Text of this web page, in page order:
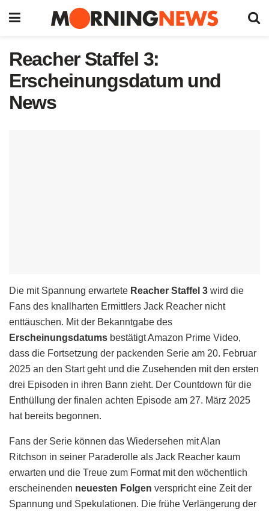
Reacher Staffel 3:
Erscheinungsdatum und
News
Die mit Spannung erwartete Reacher Staffel 3 wird die
Fans des knallharten Ermittlers Jack Reacher nicht
enttäuschen. Mit der Bekanntgabe des
Erscheinungsdatums bestätigt Amazon Prime Video,
dass die Fortsetzung der packenden Serie am 20. Februar
2025 an den Start geht und die Zusehenden mit den ersten
drei Episoden in ihren Bann zieht. Der Countdown für die
Enthüllung der finalen achten Episode am 27. März 2025
hat bereits begonnen.
Fans der Serie können das Wiedersehen mit Alan
Ritchson in seiner Paraderolle als Jack Reacher kaum
erwarten und die Treue zum Format mit den wöchentlich
erscheinenden neuesten Folgen verspricht eine Zeit der
Spannung und Spekulationen. Die frühe Verlängerung der